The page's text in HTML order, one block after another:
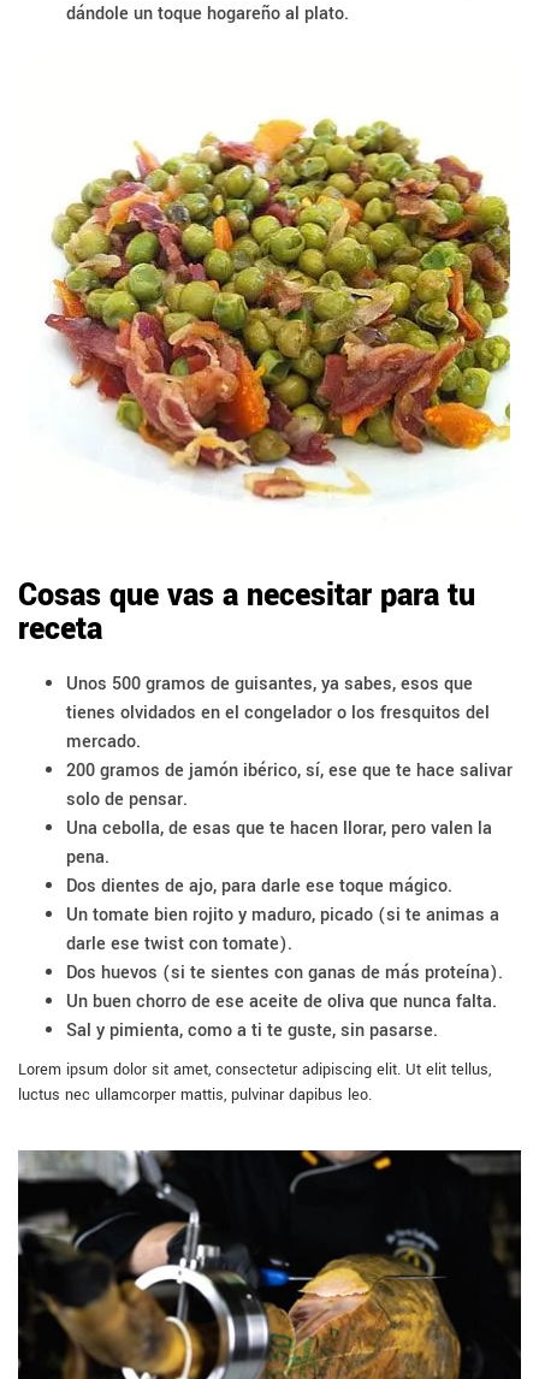
dándole un toque hogareño al plato.
Cosas que vas a necesitar para tu
receta
Unos 500 gramos de guisantes, ya sabes, esos que
tienes olvidados en el congelador o los fresquitos del
mercado.
200 gramos de jamón ibérico, sí, ese que te hace salivar
solo de pensar.
Una cebolla, de esas que te hacen llorar, pero valen la
pena.
Dos dientes de ajo, para darle ese toque mágico.
Un tomate bien rojito y maduro, picado (si te animas a
darle ese twist con tomate).
Dos huevos (si te sientes con ganas de más proteína).
Un buen chorro de ese aceite de oliva que nunca falta.
Sal y pimienta, como a ti te guste, sin pasarse.
Lorem ipsum dolor sit amet, consectetur adipiscing elit. Ut elit tellus,
luctus nec ullamcorper mattis, pulvinar dapibus leo.